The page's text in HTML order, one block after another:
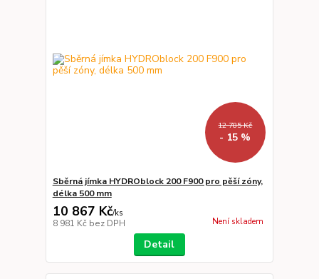
12 785 Kč
- 15 %
Sběrná jímka HYDROblock 200 F900 pro pěší zóny,
délka 500 mm
10 867 Kč/ks
8 981 Kč bez DPH Není skladem
Detail